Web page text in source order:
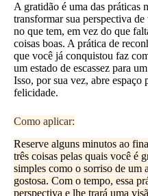
A gratidão é uma das práticas
transformar sua perspectiva
no que tem, em vez do que
coisas boas. A prática de
que você já conquistou faz
um estado de escassez para
Isso, por sua vez, abre espaço
felicidade.
Como aplicar:
Reserve alguns minutos ao
três coisas pelas quais você é
simples como o sorriso de um
gostosa. Com o tempo, essa
perspectiva e lhe trará uma